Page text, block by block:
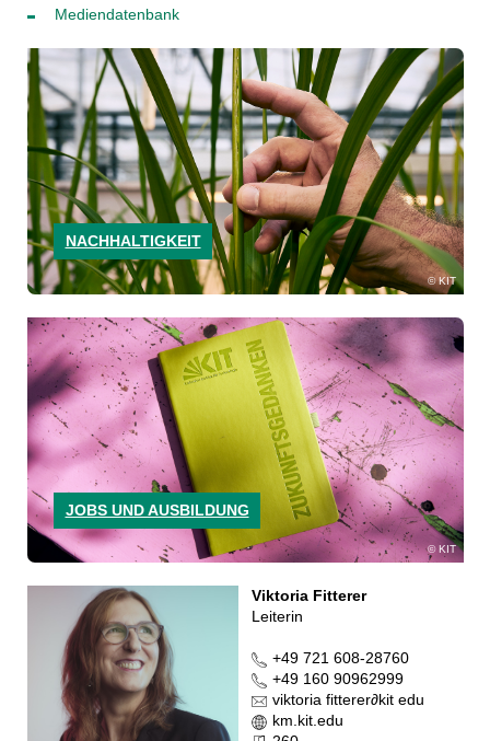
Mediendatenbank
KIT
NACHHALTIGKEIT
KIT
JOBS UND AUSBILDUNG
Viktoria Fitterer
Leiterin
+49 721 608-28760
+49 160 90962999
viktoria fitterer∂kit edu
km.kit.edu